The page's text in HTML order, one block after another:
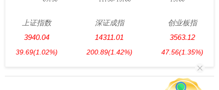
上证指数
3940.04
39.69(1.02%)
深证成指
14311.01
200.89(1.42%)
创业板指
3563.12
47.56(1.35%)